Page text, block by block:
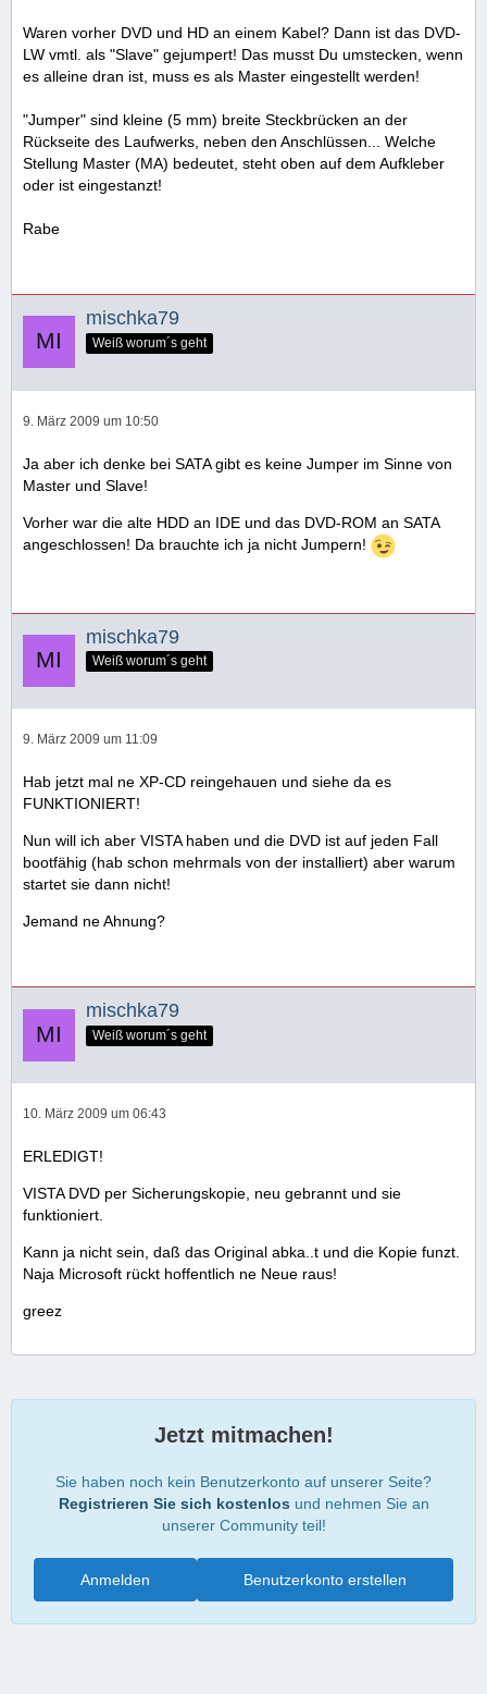
Waren vorher DVD und HD an einem Kabel? Dann ist das DVD-
LW vmtl. als "Slave" gejumpert! Das musst Du umstecken, wenn
es alleine dran ist, muss es als Master eingestellt werden!
"Jumper" sind kleine (5 mm) breite Steckbrücken an der
Rückseite des Laufwerks, neben den Anschlüssen... Welche
Stellung Master (MA) bedeutet, steht oben auf dem Aufkleber
oder ist eingestanzt!
Rabe
mischka79
Weiß worum´s geht
9. März 2009 um 10:50
Ja aber ich denke bei SATA gibt es keine Jumper im Sinne von
Master und Slave!
Vorher war die alte HDD an IDE und das DVD-ROM an SATA
angeschlossen! Da brauchte ich ja nicht Jumpern!
mischka79
Weiß worum´s geht
9. März 2009 um 11:09
Hab jetzt mal ne XP-CD reingehauen und siehe da es
FUNKTIONIERT!
Nun will ich aber VISTA haben und die DVD ist auf jeden Fall
bootfähig (hab schon mehrmals von der installiert) aber warum
startet sie dann nicht!
Jemand ne Ahnung?
mischka79
Weiß worum´s geht
10. März 2009 um 06:43
ERLEDIGT!
VISTA DVD per Sicherungskopie, neu gebrannt und sie
funktioniert.
Kann ja nicht sein, daß das Original abka..t und die Kopie funzt.
Naja Microsoft rückt hoffentlich ne Neue raus!
greez
Jetzt mitmachen!
Sie haben noch kein Benutzerkonto auf unserer Seite?
Registrieren Sie sich kostenlos und nehmen Sie an
unserer Community teil!
Benutzerkonto erstellen
Anmelden